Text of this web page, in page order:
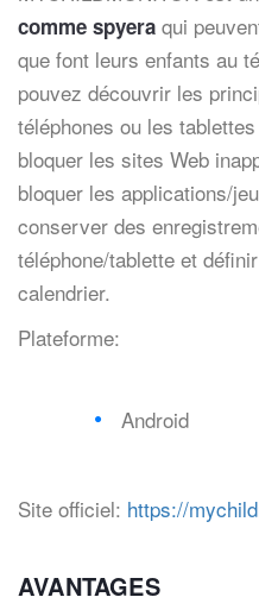
comme spyera qui
que font leurs enfants au
pouvez découvrir les
téléphones ou les
bloquer les sites Web
bloquer les applications/
conserver des
téléphone/tablette et
calendrier.
Plateforme:
Android
Site officiel: https://
AVANTAGES